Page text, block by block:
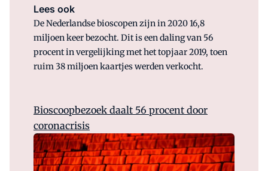
Lees ook
De Nederlandse bioscopen zijn in 2020 16,8
miljoen keer bezocht. Dit is een daling van 56
procent in vergelijking met het topjaar 2019, toen
ruim 38 miljoen kaartjes werden verkocht.
Bioscoopbezoek daalt 56 procent door
coronacrisis